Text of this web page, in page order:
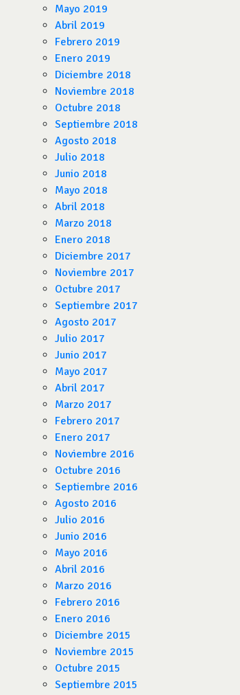
Mayo 2019
Abril 2019
Febrero 2019
Enero 2019
Diciembre 2018
Noviembre 2018
Octubre 2018
Septiembre 2018
Agosto 2018
Julio 2018
Junio 2018
Mayo 2018
Abril 2018
Marzo 2018
Enero 2018
Diciembre 2017
Noviembre 2017
Octubre 2017
Septiembre 2017
Agosto 2017
Julio 2017
Junio 2017
Mayo 2017
Abril 2017
Marzo 2017
Febrero 2017
Enero 2017
Noviembre 2016
Octubre 2016
Septiembre 2016
Agosto 2016
Julio 2016
Junio 2016
Mayo 2016
Abril 2016
Marzo 2016
Febrero 2016
Enero 2016
Diciembre 2015
Noviembre 2015
Octubre 2015
Septiembre 2015